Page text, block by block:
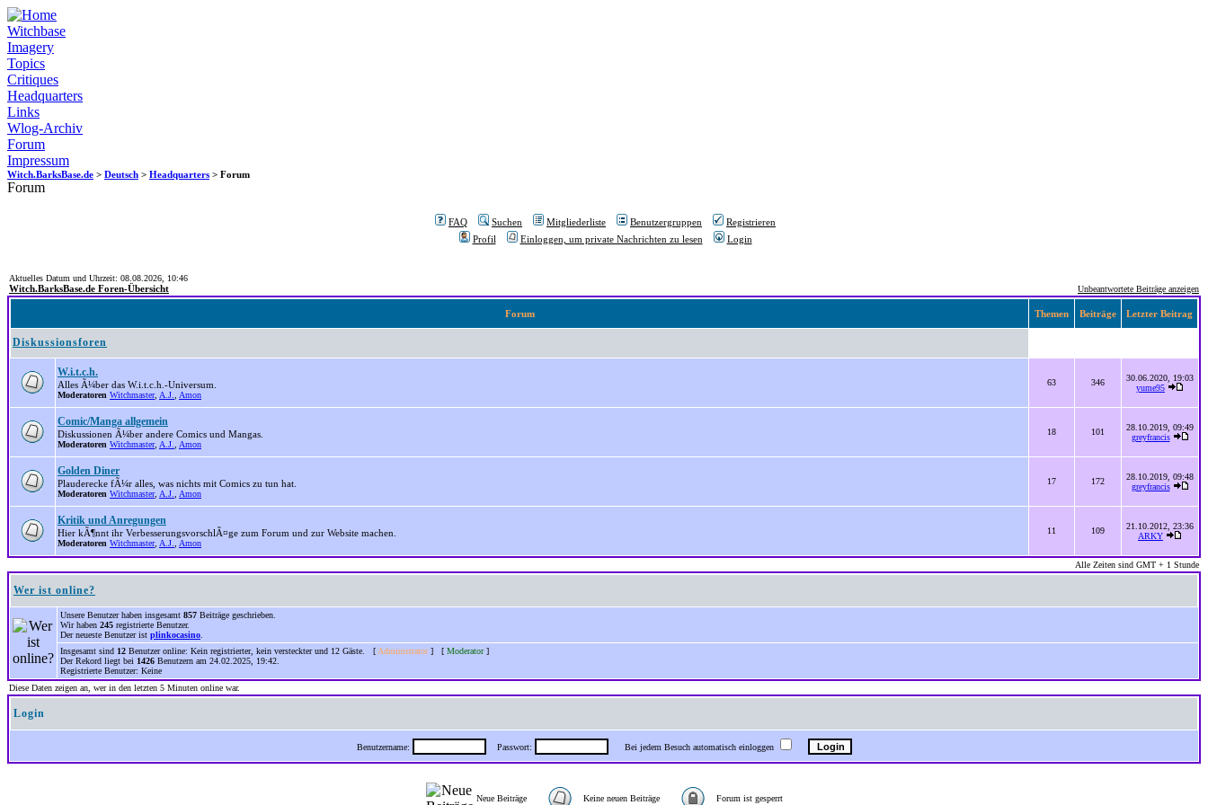
Witchbase
Imagery
Topics
Critiques
Headquarters
Links
Wlog-Archiv
Forum
Impressum
Witch.BarksBase.de > Deutsch > Headquarters > Forum
Forum
FAQ Suchen Mitgliederliste Benutzergruppen
Registrieren
Profil
Einloggen, um private Nachrichten zu lesen Login
Aktuelles Datum und Uhrzeit: 08.08.2026, 10:46
Witch.BarksBase.de Foren-Übersicht Unbeantwortete Beiträge anzeigen
Forum Themen Beiträge Letzter Beitrag
Diskussionsforen
W.i.t.c.h.
Alles Ã¼ber das W.i.t.c.h.-Universum.
Moderatoren Witchmaster, A.J. Amon
63 346
30.06.2020, 19:03
yume95
Comic/Manga allgemein
Diskussionen Ã¼ber andere Comics und Mangas.
Moderatoren Witchmaster, A.J. Amon
18 101
28.10.2019, 09:49
greyfrancis
Golden Diner
Plauderecke fÃ¼r alles, was nichts mit Comics zu tun hat.
Moderatoren Witchmaster, A.J. Amon
17 172
28.10.2019, 09:48
greyfrancis
Kritik und Anregungen
Hier kÃ¶nnt ihr VerbesserungsvorschlÃ¤ge zum Forum und zur Website machen.
Moderatoren Witchmaster, A.J. Amon
11 109
21.10.2012, 23:36
ARKY
Alle Zeiten sind GMT + 1 Stunde
Wer ist online?
Unsere Benutzer haben insgesamt 857 Beiträge geschrieben.
Wir haben 245 registrierte Benutzer.
Der neueste Benutzer ist plinkocasino
Insgesamt sind 12 Benutzer online: Kein registrierter, kein versteckter und 12 Gäste. [ Administrator] [ Moderator]
Der Rekord liegt bei 1426 Benutzern am 24.02.2025, 19:42.
Registrierte Benutzer: Keine
Diese Daten zeigen an, wer in den letzten 5 Minuten online war.
Login
Benutzername: Passwort: Bei jedem Besuch automatisch einloggen
Neue Beiträge Keine neuen Beiträge Forum ist gesperrt